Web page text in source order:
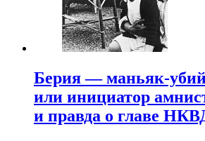
Берия — маньяк-
или инициатор
и правда о главе